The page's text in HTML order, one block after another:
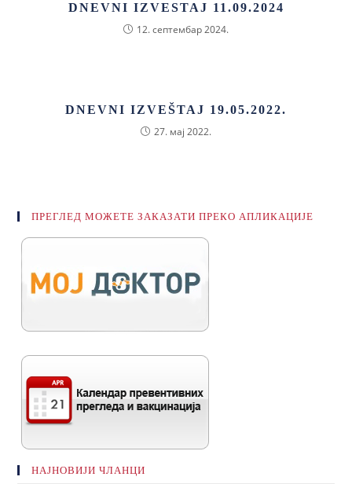
DNEVNI IZVESTAJ 11.09.2024
12. септембар 2024.
DNEVNI IZVEŠTAJ 19.05.2022.
27. мај 2022.
ПРЕГЛЕД МОЖЕТЕ ЗАКАЗАТИ ПРЕКО АПЛИКАЦИЈЕ
НАЈНОВИЈИ ЧЛАНЦИ